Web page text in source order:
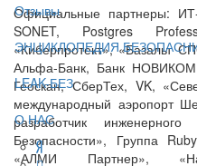
Отзывы
ЭНЦИКЛОПЕДИЯ
LEAK-БЕЗ
О НАС
Официальные партнеры:
SONET, Postgres
«Киберпротект», «Базальт
Альфа-Банк, Банк
Геоскан, СберТех, VK,
международный аэропорт
разработчик
Безопасности», Группа
«АЛМИ Партнер»,